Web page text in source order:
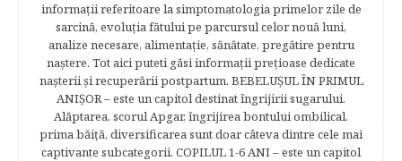
informaţii referitoare la simptomatologia primelor zile de
sarcină, evoluţia fătului pe parcursul celor nouă luni,
analize necesare, alimentaţie, sănătate, pregătire pentru
naştere. Tot aici puteti găsi informaţii preţioase dedicate
naşterii şi recuperării postpartum. BEBELUŞUL ÎN PRIMUL
ANIŞOR – este un capitol destinat îngrijirii sugarului.
Alăptarea, scorul Apgar, îngrijirea bontului ombilical,
prima băiţă, diversificarea sunt doar câteva dintre cele mai
captivante subcategorii. COPILUL 1-6 ANI – este un capitol